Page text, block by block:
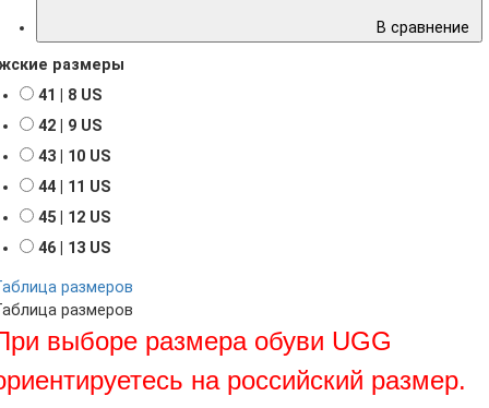
В сравнение
размеры
41 | 8 US
42 | 9 US
43 | 10 US
44 | 11 US
45 | 12 US
46 | 13 US
размеров
размеров
выборе размера обуви UGG
на российский размер.